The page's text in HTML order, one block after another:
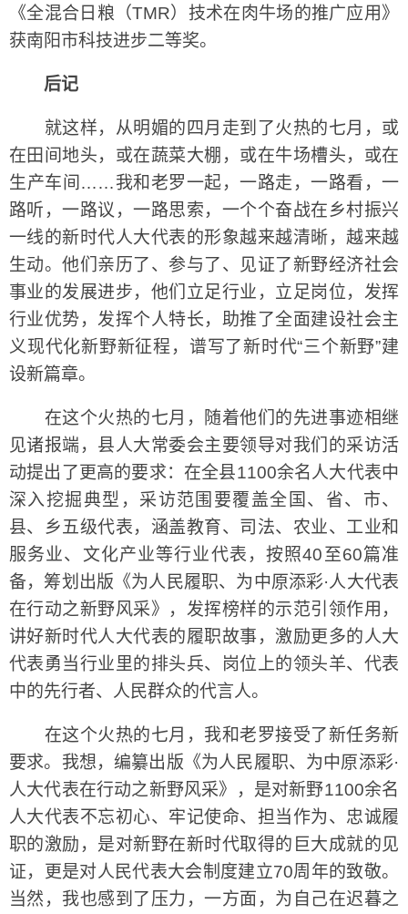
《全混合日粮（TMR）技术在肉牛场的推广应用》
获南阳市科技进步二等奖。
后记
就这样，从明媚的四月走到了火热的七月，或
在田间地头，或在蔬菜大棚，或在牛场槽头，或在
生产车间……我和老罗一起，一路走，一路看，一
路听，一路议，一路思索，一个个奋战在乡村振兴
一线的新时代人大代表的形象越来越清晰，越来越
生动。他们亲历了、参与了、见证了新野经济社会
事业的发展进步，他们立足行业，立足岗位，发挥
行业优势，发挥个人特长，助推了全面建设社会主
义现代化新野新征程，谱写了新时代“三个新野”建
设新篇章。
在这个火热的七月，随着他们的先进事迹相继
见诸报端，县人大常委会主要领导对我们的采访活
动提出了更高的要求：在全县1100余名人大代表中
深入挖掘典型，采访范围要覆盖全国、省、市、
县、乡五级代表，涵盖教育、司法、农业、工业和
服务业、文化产业等行业代表，按照40至60篇准
备，筹划出版《为人民履职、为中原添彩·人大代表
在行动之新野风采》，发挥榜样的示范引领作用，
讲好新时代人大代表的履职故事，激励更多的人大
代表勇当行业里的排头兵、岗位上的领头羊、代表
中的先行者、人民群众的代言人。
在这个火热的七月，我和老罗接受了新任务新
要求。我想，编纂出版《为人民履职、为中原添彩·
人大代表在行动之新野风采》，是对新野1100余名
人大代表不忘初心、牢记使命、担当作为、忠诚履
职的激励，是对新野在新时代取得的巨大成就的见
证，更是对人民代表大会制度建立70周年的致敬。
当然，我也感到了压力，一方面，为自己在迟暮之